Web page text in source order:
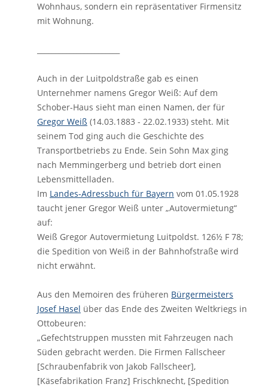
Wohnhaus, sondern ein repräsentativer Firmensitz
mit Wohnung.
Auch in der Luitpoldstraße gab es einen
Unternehmer namens Gregor Weiß: Auf dem
Schober-Haus sieht man einen Namen, der für
Gregor Weiß (14.03.1883 - 22.02.1933) steht. Mit
seinem Tod ging auch die Geschichte des
Transportbetriebs zu Ende. Sein Sohn Max ging
nach Memmingerberg und betrieb dort einen
Lebensmittelladen.
Im Landes-Adressbuch für Bayern vom 01.05.1928
taucht jener Gregor Weiß unter „Autovermietung“
auf:
Weiß Gregor Autovermietung Luitpoldst. 126½ F 78;
die Spedition von Weiß in der Bahnhofstraße wird
nicht erwähnt.
Aus den Memoiren des früheren Bürgermeisters
Josef Hasel über das Ende des Zweiten Weltkriegs in
Ottobeuren:
„Gefechtstruppen mussten mit Fahrzeugen nach
Süden gebracht werden. Die Firmen Fallscheer
[Schraubenfabrik von Jakob Fallscheer],
[Käsefabrikation Franz] Frischknecht, [Spedition